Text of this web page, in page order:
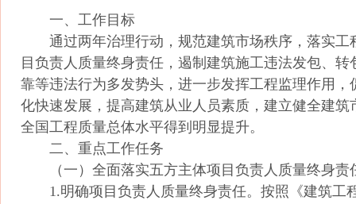
一、工作目标
通过两年治理行动，规范建筑市场秩序，落实工
目负责人质量终身责任，遏制建筑施工违法发包、转
靠等违法行为多发势头，进一步发挥工程监理作用，
化快速发展，提高建筑从业人员素质，建立健全建筑
全国工程质量总体水平得到明显提升。
二、重点工作任务
（一）全面落实五方主体项目负责人质量终身责
1.明确项目负责人质量终身责任。按照《建筑工